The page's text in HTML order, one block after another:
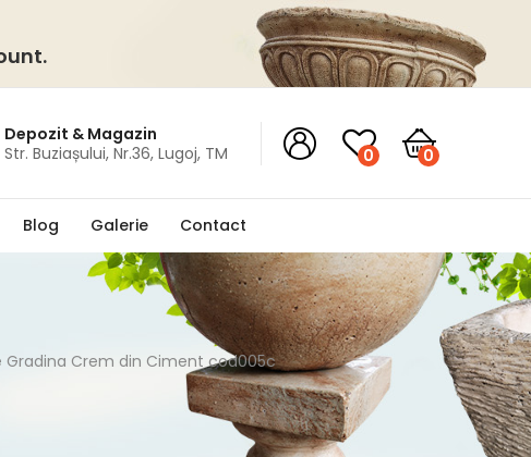
Depozit & Magazin
Str. Buziașului, Nr.36, Lugoj, TM
0 0
Blog Galerie Contact
Gradina Crem din Ciment cod005c